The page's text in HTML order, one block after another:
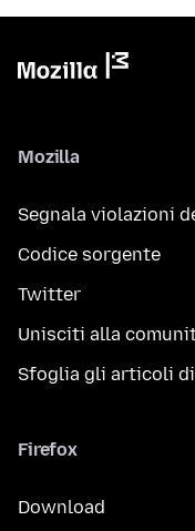
Mozilla
Segnala violazioni
Codice sorgente
Twitter
Unisciti alla
Sfoglia gli articoli
Firefox
Download